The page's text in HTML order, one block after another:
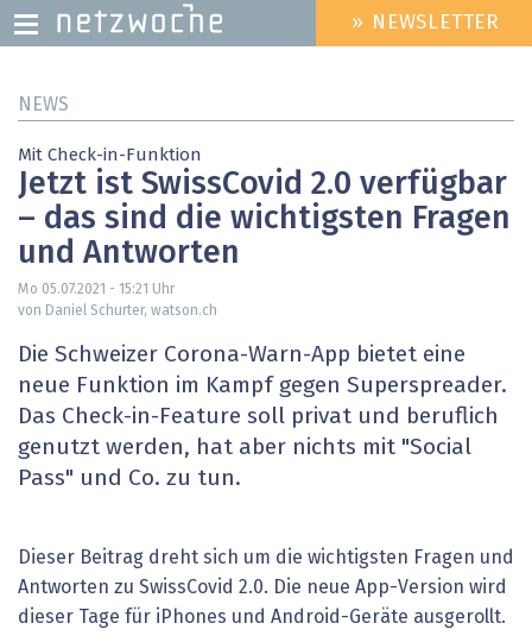
zum
HEADER
MENU
» NEWSLETTER
NEWS
Mit Check-in-Funktion
Jetzt ist SwissCovid 2.0 verfügbar
– das sind die wichtigsten Fragen
und Antworten
Mo 05.07.2021 - 15:21 Uhr
von Daniel Schurter, watson.ch
Die Schweizer Corona-Warn-App bietet eine
neue Funktion im Kampf gegen Superspreader.
Das Check-in-Feature soll privat und beruflich
genutzt werden, hat aber nichts mit "Social
Pass" und Co. zu tun.
Dieser Beitrag dreht sich um die wichtigsten Fragen und
Antworten zu SwissCovid 2.0. Die neue App-Version wird
dieser Tage für iPhones und Android-Geräte ausgerollt.